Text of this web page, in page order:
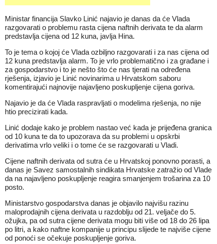
Ministar financija Slavko Linić najavio je danas da će Vlada
razgovarati o problemu rasta cijena naftnih derivata te da alarm
predstavlja cijena od 12 kuna, javlja Hina.
To je tema o kojoj će Vlada ozbiljno razgovarati i za nas cijena od
12 kuna predstavlja alarm. To je vrlo problematično i za građane i
za gospodarstvo i to je nešto što će nas tjerati na određena
rješenja, izjavio je Linić novinarima u Hrvatskom saboru
komentirajući najnovije najavljeno poskupljenje cijena goriva.
Najavio je da će Vlada raspravljati o modelima rješenja, no nije
htio precizirati kada.
Linić dodaje kako je problem nastao već kada je prijeđena granica
od 10 kuna te da to upozorava da su problemi u opskrbi
derivatima vrlo veliki i o tome će se razgovarati u Vladi.
Cijene naftnih derivata od sutra će u Hrvatskoj ponovno porasti, a
danas je Savez samostalnih sindikata Hrvatske zatražio od Vlade
da na najavljeno poskupljenje reagira smanjenjem trošarina za 10
posto.
Ministarstvo gospodarstva danas je objavilo najvišu razinu
maloprodajnih cijena derivata u razdoblju od 21. veljače do 5.
ožujka, pa od sutra cijene derivata mogu biti više od 18 do 26 lipa
po litri, a kako naftne kompanije u principu slijede te najviše cijene
od ponoći se očekuje poskupljenje goriva.